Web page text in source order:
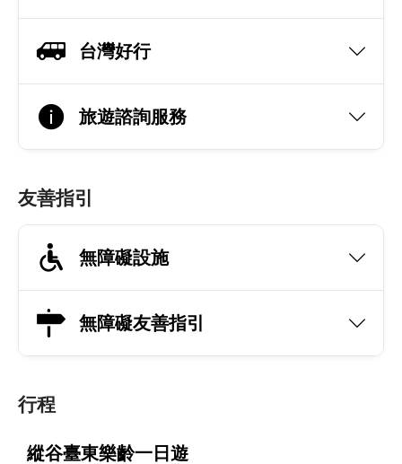
台灣好行
旅遊諮詢服務
友善指引
無障礙設施
無障礙友善指引
行程
縱谷臺東樂齡一日遊